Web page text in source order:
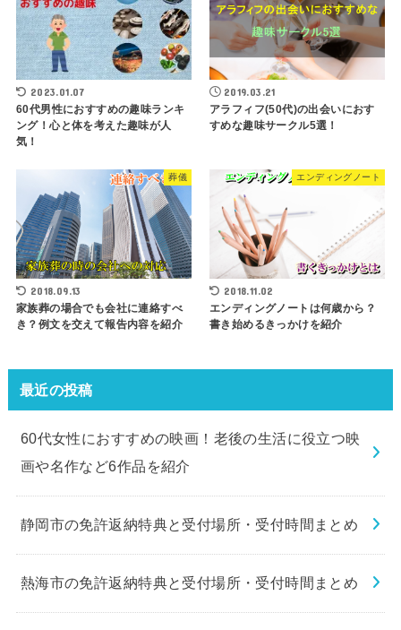
2023.01.07
60代男性におすすめの趣味ランキ
ング！心と体を考えた趣味が人
気！
2019.03.21
アラフィフ(50代)の出会いにおす
すめな趣味サークル5選！
葬儀
2018.09.13
家族葬の場合でも会社に連絡すべ
き？例文を交えて報告内容を紹介
エンディングノート
2018.11.02
エンディングノートは何歳から？
書き始めるきっかけを紹介
最近の投稿
60代女性におすすめの映画！老後の生活に役立つ映
画や名作など6作品を紹介
静岡市の免許返納特典と受付場所・受付時間まとめ
熱海市の免許返納特典と受付場所・受付時間まとめ